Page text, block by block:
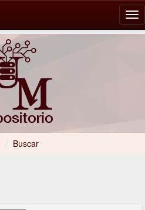
/ Buscar